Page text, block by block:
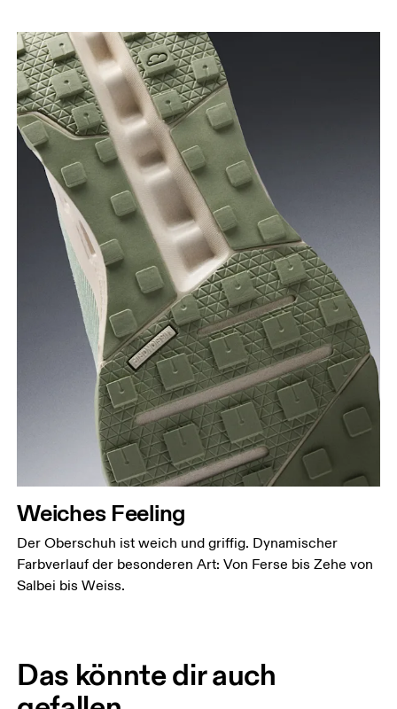
Weiches Feeling
Der Oberschuh ist weich und griffig. Dynamischer
Farbverlauf der besonderen Art: Von Ferse bis Zehe von
Salbei bis Weiss.
Das könnte dir auch